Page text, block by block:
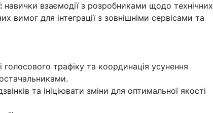
навички взаємодії з розробниками щодо технічних
вимог для інтеграції з зовнішніми сервісами та
трафіку та координація усунення
та ініціювати зміни для оптимальної якості